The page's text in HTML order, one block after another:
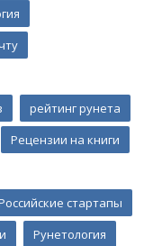
рейтинг рунета
Рецензии на книги
стартапы
Рунетология